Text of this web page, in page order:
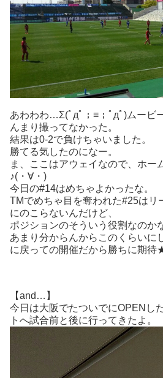
あわわわ…Σ(ﾟдﾟ；≡；ﾟдﾟ)ムービ
んまり撮ってなかった。
結果は0-2で負けちゃいました。
勝てる気したのになー。
ま、ここはアウェイなので、ホー
♪(・∀・)
今日の#14はめちゃよかったな。
TMでめちゃ目を奪われた#25はリ
にのこらないんだけど、
ポジションのそういう役割なのか
あまり分からんからこのくらいに
に戻っての開催だから勝ちに期待
【and…】
今日は大阪でたついでにOPENし
トへ試合前と後に行ってきたよ。